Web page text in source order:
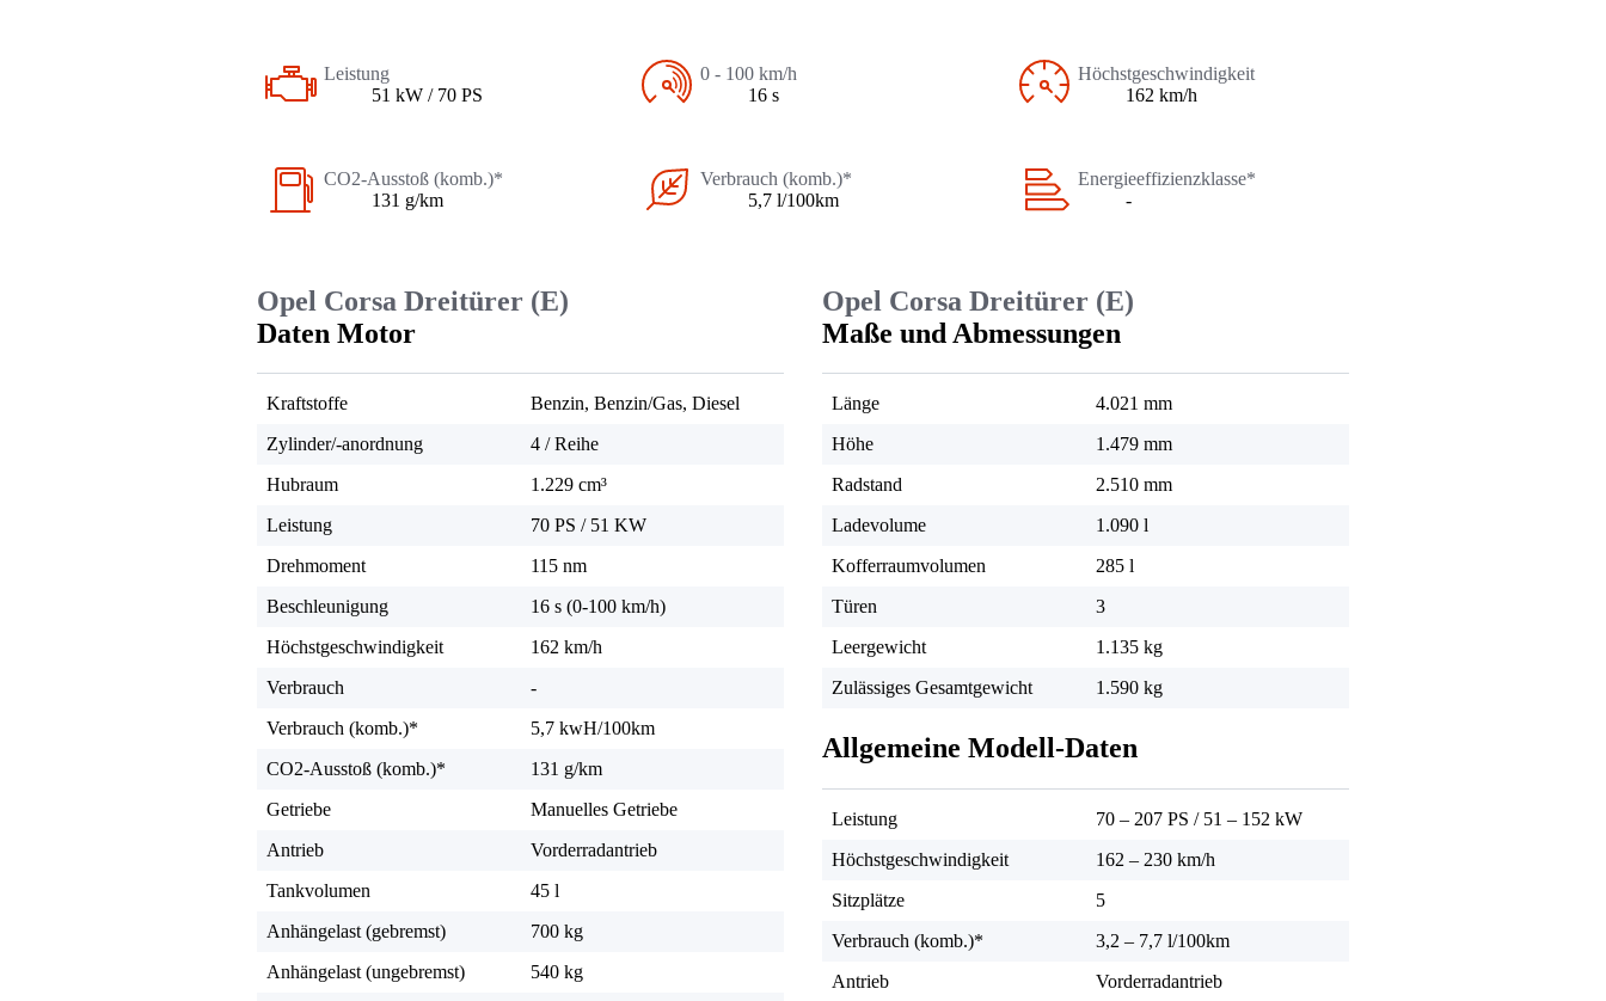
Leistung
51 kW / 70 PS
0 - 100 km/h
16 s
Höchstgeschwindigkeit
162 km/h
CO2-Ausstoß (komb.)*
131 g/km
Verbrauch (komb.)*
5,7 l/100km
Energieeffizienzklasse*
-
Opel Corsa Dreitürer (E)
Daten Motor
Kraftstoffe
Benzin, Benzin/Gas, Diesel
Zylinder/-anordnung
4 / Reihe
Hubraum
1.229 cm³
Leistung
70 PS / 51 KW
Drehmoment
115 nm
Beschleunigung
16 s (0-100 km/h)
Höchstgeschwindigkeit
162 km/h
Verbrauch
-
Verbrauch (komb.)*
5,7 kwH/100km
CO2-Ausstoß (komb.)*
131 g/km
Getriebe
Manuelles Getriebe
Antrieb
Vorderradantrieb
Tankvolumen
45 l
Anhängelast (gebremst)
700 kg
Anhängelast (ungebremst)
540 kg
Opel Corsa Dreitürer (E)
Maße und Abmessungen
Länge
4.021 mm
Höhe
1.479 mm
Radstand
2.510 mm
Ladevolume
1.090 l
Kofferraumvolumen
285 l
Türen
3
Leergewicht
1.135 kg
Zulässiges Gesamtgewicht
1.590 kg
Allgemeine Modell-Daten
Leistung 70 – 207 PS / 51 – 152 kW
Höchstgeschwindigkeit
162 – 230 km/h
Sitzplätze
5
Verbrauch (komb.)*
3,2 – 7,7 l/100km
Antrieb
Vorderradantrieb